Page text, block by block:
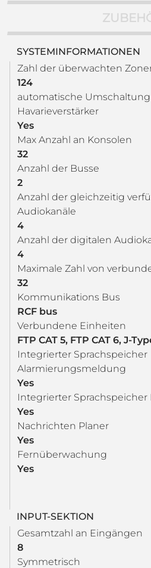
SYSTEMINFORMATIONEN
Zahl der überwachten
124
automatische
Havarieverstärker
Yes
Max Anzahl an Konsolen
32
Anzahl der Busse
2
Anzahl der gleichzeitig
Audiokanäle
4
Anzahl der digitalen
4
Maximale Zahl von
32
Kommunikations Bus
RCF bus
Verbundene Einheiten
FTP CAT 5, FTP CAT 6, J-
Integrierter Sprachspeicher
Alarmierungsmeldung
Yes
Integrierter
Yes
Nachrichten Planer
Yes
Fernüberwachung
Yes
INPUT-SEKTION
Gesamtzahl an Eingängen
8
Symmetrisch